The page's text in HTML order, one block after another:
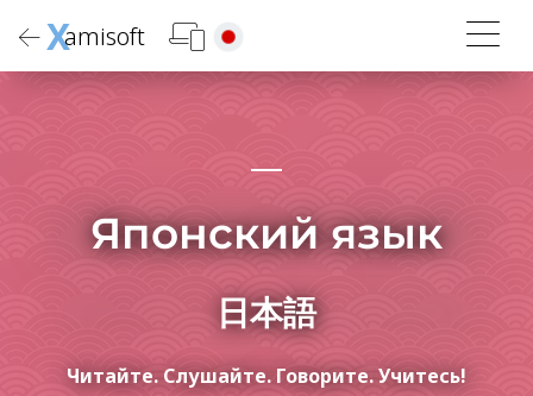
Xamisoft
Японский язык
日本語
Читайте. Слушайте. Говорите. Учитесь!